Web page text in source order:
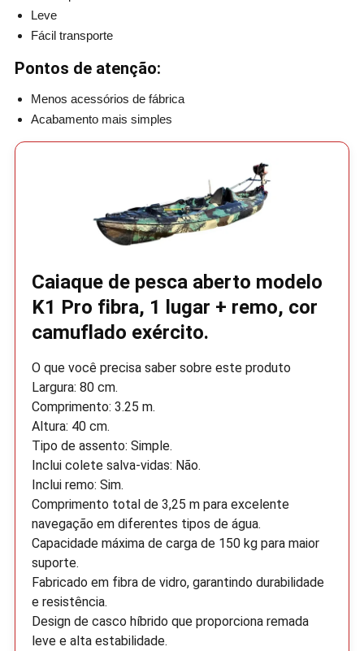
Leve
Fácil transporte
Pontos de atenção:
Menos acessórios de fábrica
Acabamento mais simples
Caiaque de pesca aberto modelo
K1 Pro fibra, 1 lugar + remo, cor
camuflado exército.
O que você precisa saber sobre este produto
Largura: 80 cm.
Comprimento: 3.25 m.
Altura: 40 cm.
Tipo de assento: Simple.
Inclui colete salva-vidas: Não.
Inclui remo: Sim.
Comprimento total de 3,25 m para excelente
navegação em diferentes tipos de água.
Capacidade máxima de carga de 150 kg para maior
suporte.
Fabricado em fibra de vidro, garantindo durabilidade
e resistência.
Design de casco híbrido que proporciona remada
leve e alta estabilidade.